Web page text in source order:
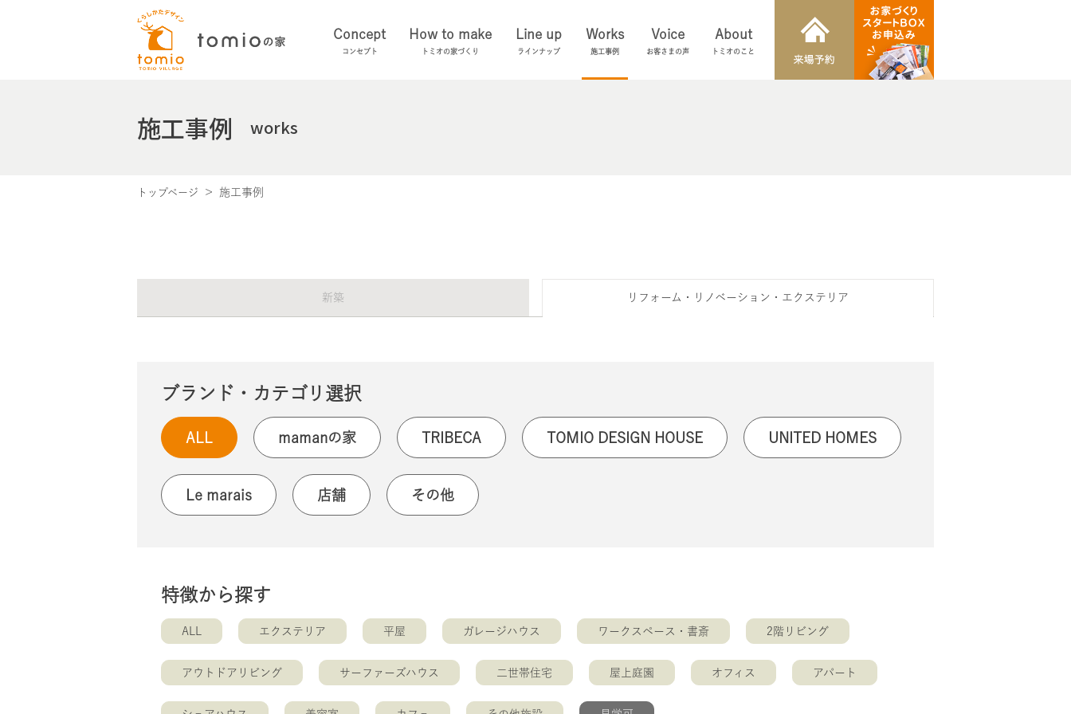
Concept
コンセプト
How to make
トミオの家づくり
Line up
ラインナップ
Works
施工事例
Voice
お客さまの声
About
トミオのこと
施工事例 works
トップページ 施工事例
新築 リフォーム・リノベーション・エクステリア
ブランド・カテゴリ選択
ALL mamanの家 TRIBECA TOMIO DESIGN HOUSE UNITED HOMES
Le marais 店舗 その他
特徴から探す
ALL エクステリア 平屋 ガレージハウス ワークスペース・書斎 2階リビング
アウトドアリビング サーファーズハウス 二世帯住宅 屋上庭園 オフィス アパート